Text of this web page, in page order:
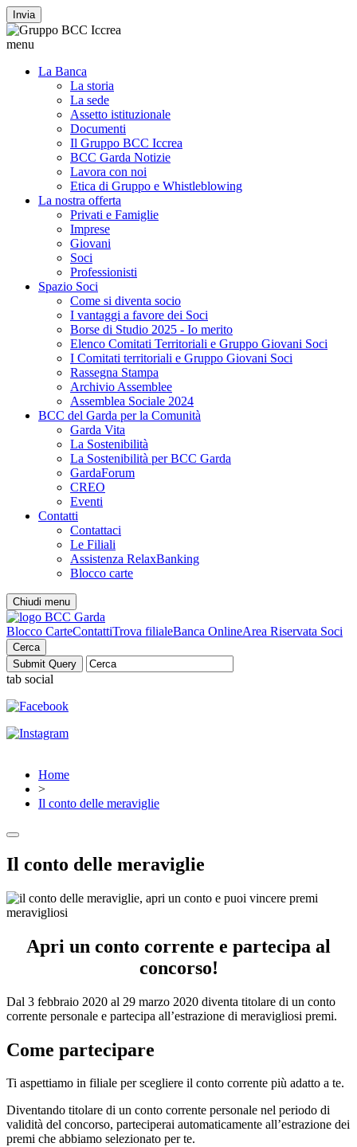
Invia
menu
La Banca
La storia
La sede
Assetto istituzionale
Documenti
Il Gruppo BCC Iccrea
BCC Garda Notizie
Lavora con noi
Etica di Gruppo e Whistleblowing
La nostra offerta
Privati e Famiglie
Imprese
Giovani
Soci
Professionisti
Spazio Soci
Come si diventa socio
I vantaggi a favore dei Soci
Borse di Studio 2025 - Io merito
Elenco Comitati Territoriali e Gruppo Giovani Soci
I Comitati territoriali e Gruppo Giovani Soci
Rassegna Stampa
Archivio Assemblee
Assemblea Sociale 2024
BCC del Garda per la Comunità
Garda Vita
La Sostenibilità
La Sostenibilità per BCC Garda
GardaForum
CREO
Eventi
Contatti
Contattaci
Le Filiali
Assistenza RelaxBanking
Blocco carte
Chiudi menu
Blocco CarteContattiTrova filialeBanca OnlineArea Riservata Soci
Cerca
tab social
Home
>
Il conto delle meraviglie
Il conto delle meraviglie
Apri un conto corrente e partecipa al
concorso!
Dal 3 febbraio 2020 al 29 marzo 2020 diventa titolare di un conto
corrente personale e partecipa all’estrazione di meravigliosi premi.
Come partecipare
Ti aspettiamo in filiale per scegliere il conto corrente più adatto a te.
Diventando titolare di un conto corrente personale nel periodo di
validità del concorso, parteciperai automaticamente all’estrazione dei
premi che abbiamo selezionato per te.